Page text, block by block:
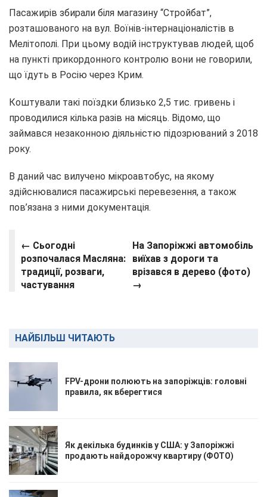
Пасажирів збирали біля магазину “Стройбат”,
розташованого на вул. Воїнів-інтернаціоналістів в
Мелітополі. При цьому водій інструктував людей, щоб
на пункті прикордонного контролю вони не говорили,
що їдуть в Росію через Крим.
Коштували такі поїздки близько 2,5 тис. гривень і
проводилися кілька разів на місяць. Відомо, що
займався незаконною діяльністю підозрюваний з 2018
року.
В даний час вилучено мікроавтобус, на якому
здійснювалися пасажирські перевезення, а також
пов’язана з ними документація.
← Сьогодні
розпочалася Масляна:
традиції, розваги,
частування
На Запоріжжі автомобіль
виїхав з дороги та
врізався в дерево (фото)
→
НАЙБІЛЬШ ЧИТАЮТЬ
FPV-дрони полюють на запоріжців: головні
правила, як вберегтися
Як декілька будинків у США: у Запоріжжі
продають найдорожчу квартиру (ФОТО)